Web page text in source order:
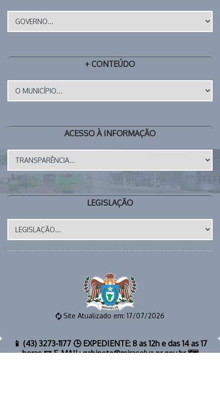
+ CONTEÚDO
ACESSO À INFORMAÇÃO
LEGISLAÇÃO
Site Atualizado em: 17/07/2026
📱 (43) 3273-1177 🕒 EXPEDIENTE: 8 as 12h e das 14 as 17
horas 📧 E-MAIL: gabinete@miraselva.pr.gov.br 🗺️